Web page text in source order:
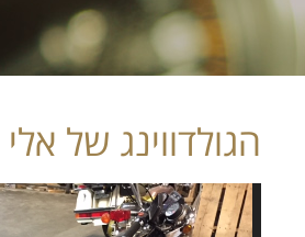
הגולדווינג של אלי